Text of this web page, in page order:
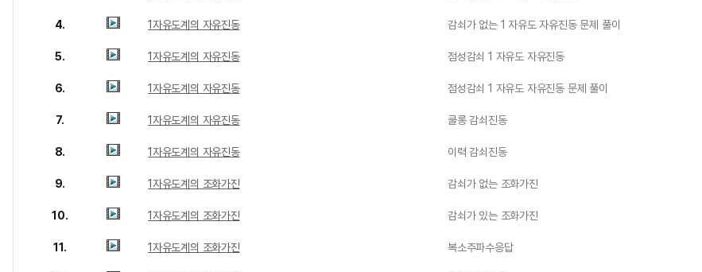
4. 1자유도계의 자유진동 감쇠가 없는 1 자유도 자유진동 문제 풀이
5. 1자유도계의 자유진동 점성감쇠 1 자유도 자유진동
6. 1자유도계의 자유진동 점성감쇠 1 자유도 자유진동 문제 풀이
7. 1자유도계의 자유진동 쿨롱 감쇠진동
8. 1자유도계의 자유진동 이력 감쇠진동
9. 1자유도계의 조화가진 감쇠가 없는 조화가진
10. 1자유도계의 조화가진 감쇠가 있는 조화가진
11. 1자유도계의 조화가진 복소주파수응답